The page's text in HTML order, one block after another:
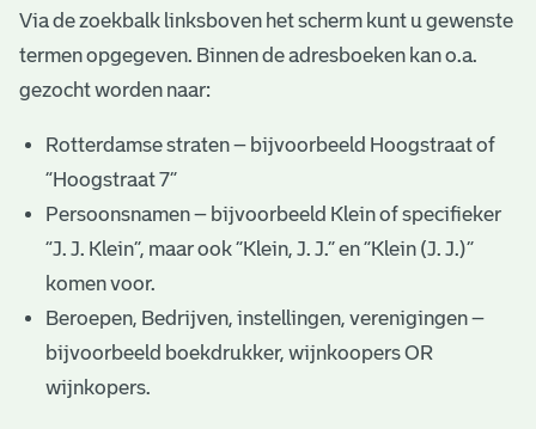
Via de zoekbalk linksboven het scherm kunt u gewenste
termen opgegeven. Binnen de adresboeken kan o.a.
gezocht worden naar:
Rotterdamse straten – bijvoorbeeld Hoogstraat of
“Hoogstraat 7”
Persoonsnamen – bijvoorbeeld Klein of specifieker
“J. J. Klein”, maar ook ”Klein, J. J.” en “Klein (J. J.)”
komen voor.
Beroepen, Bedrijven, instellingen, verenigingen –
bijvoorbeeld boekdrukker, wijnkoopers OR
wijnkopers.